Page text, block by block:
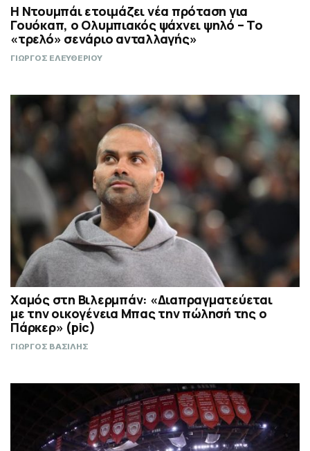
Η Ντουμπάι ετοιμάζει νέα πρόταση για
Γουόκαπ, ο Ολυμπιακός ψάχνει ψηλό – Το
«τρελό» σενάριο ανταλλαγής»
ΓΙΩΡΓΟΣ ΕΛΕΥΘΕΡΙΟΥ
Χαμός στη Βιλερμπάν: «Διαπραγματεύεται
με την οικογένεια Μπας την πώλησή της ο
Πάρκερ» (pic)
ΓΙΩΡΓΟΣ ΒΑΣΙΛΗΣ